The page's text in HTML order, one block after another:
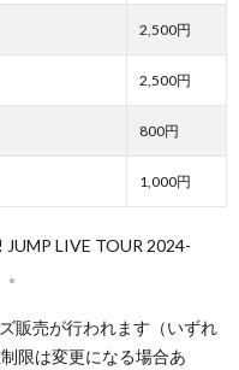
2,500円
2,500円
800円
1,000円
LIVE TOUR 2024-
販売が行われます（いずれ
限は変更になる場合あ